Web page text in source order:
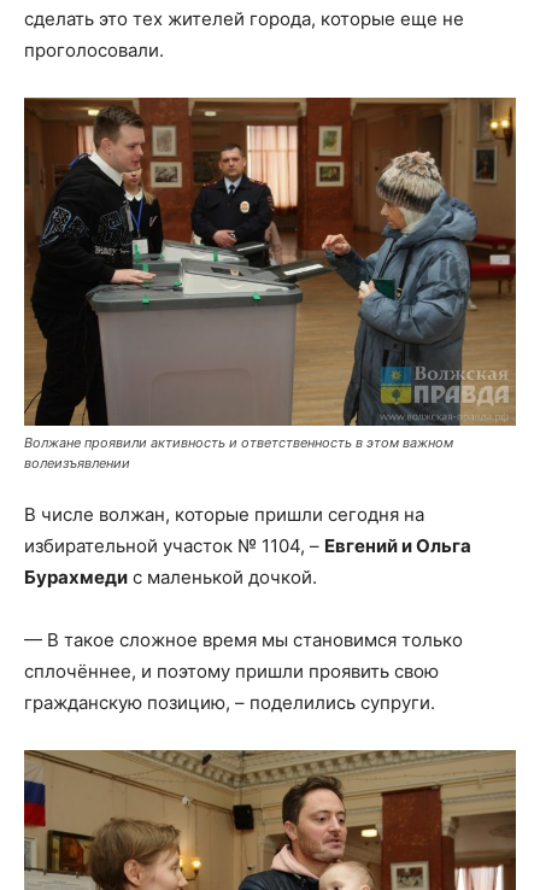
сделать это тех жителей города, которые еще не
проголосовали.
Волжане проявили активность и ответственность в этом важном
волеизъявлении
В числе волжан, которые пришли сегодня на
избирательной участок № 1104, – Евгений и Ольга
Бурахмеди с маленькой дочкой.
— В такое сложное время мы становимся только
сплочённее, и поэтому пришли проявить свою
гражданскую позицию, – поделились супруги.